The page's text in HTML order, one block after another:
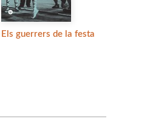
Els guerrers de la festa